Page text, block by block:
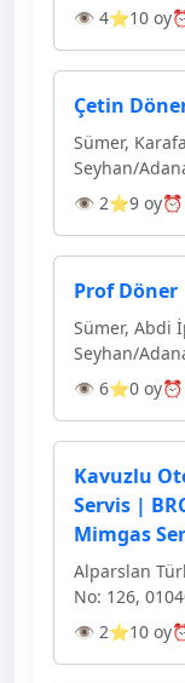
👁 4⭐10 oy
Çetin
Sümer,
Seyhan/
👁 2⭐9 oy⏰
Prof Döner
Sümer, Abdi
Seyhan/
👁 6⭐0 oy⏰
Kavuzlu
Servis |
Mimgas
Alparslan
No: 126,
👁 2⭐10 oy